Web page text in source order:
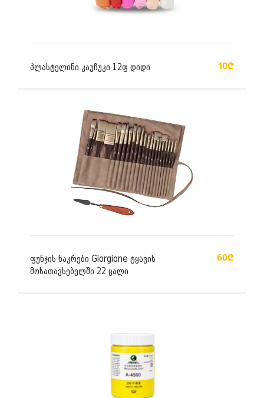
პლასტელინი კაუჩუკი 12ფ დიდი 10₾
ფუნჯის ნაკრები Giorgione ტყავის
მოსათავსებელში 22 ცალი
60₾